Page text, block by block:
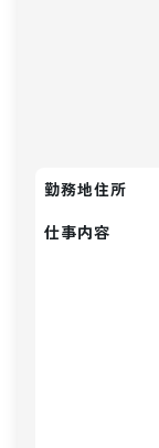
勤務地住所
仕事内容